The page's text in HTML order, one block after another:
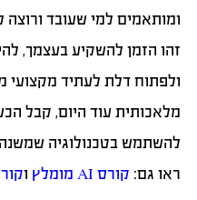
ומותאמים למי שעובד
זהו הזמן להשקיע בעצמך,
מלאכותית עוד היום, קבל
להשתמש בטכנולוגיה
ראו גם: קורס AI מומלץ ו